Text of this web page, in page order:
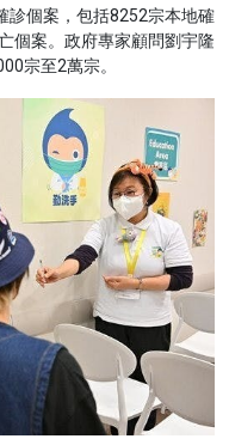
診個案，包括8252宗本地確
個案。政府專家顧問劉宇隆
宗至2萬宗。